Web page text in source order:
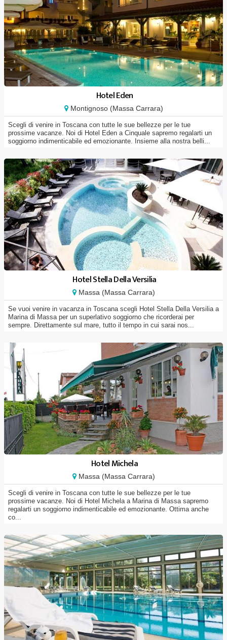
Hotel Eden
Montignoso (Massa Carrara)
Scegli di venire in Toscana con tutte le sue bellezze per le tue
prossime vacanze. Noi di Hotel Eden a Cinquale sapremo regalarti un
soggiorno indimenticabile ed emozionante. Insieme alla nostra belli...
Hotel Stella Della Versilia
Massa (Massa Carrara)
Se vuoi venire in vacanza in Toscana scegli Hotel Stella Della Versilia a
Marina di Massa per un superlativo soggiorno che ricorderai per
sempre. Direttamente sul mare, tutto il tempo in cui sarai nos...
Hotel Michela
Massa (Massa Carrara)
Scegli di venire in Toscana con tutte le sue bellezze per le tue
prossime vacanze. Noi di Hotel Michela a Marina di Massa sapremo
regalarti un soggiorno indimenticabile ed emozionante. Ottima anche
co...